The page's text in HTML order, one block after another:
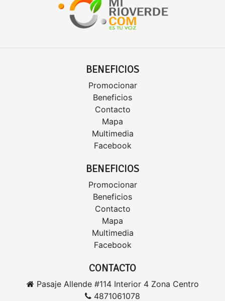
BENEFICIOS
Promocionar
Beneficios
Contacto
Mapa
Multimedia
Facebook
BENEFICIOS
Promocionar
Beneficios
Contacto
Mapa
Multimedia
Facebook
CONTACTO
Pasaje Allende #114 Interior 4 Zona Centro
4871061078